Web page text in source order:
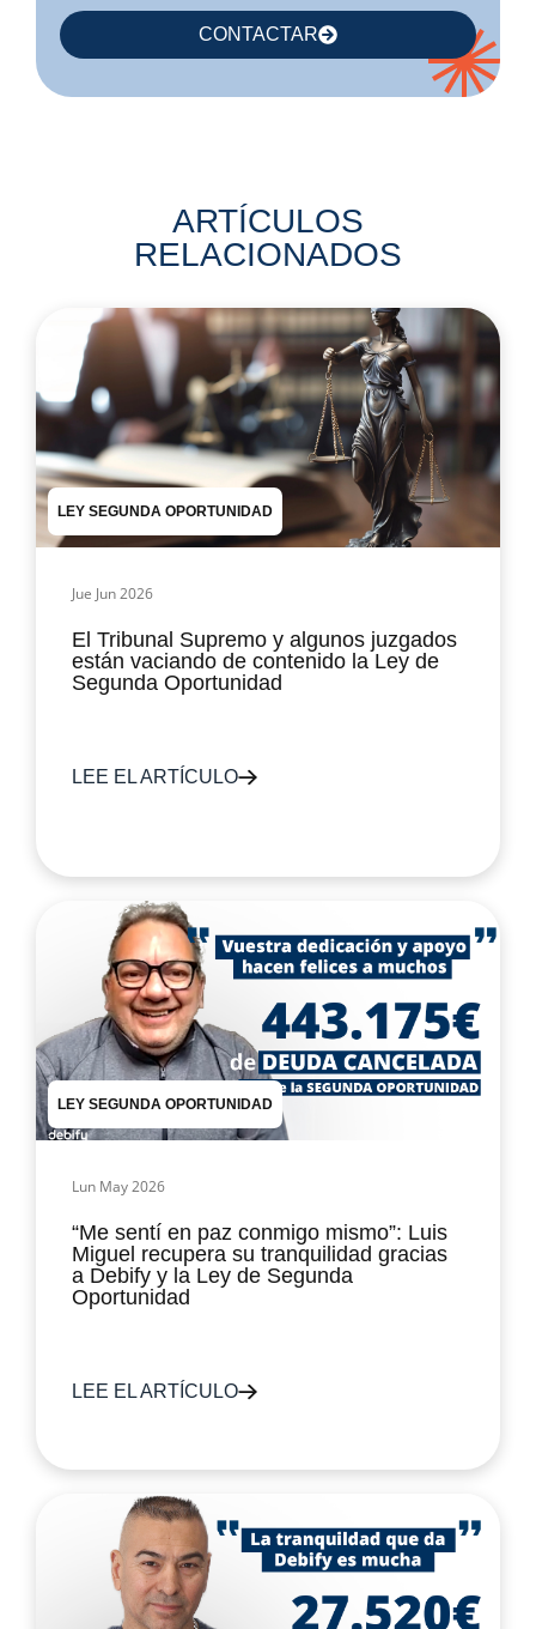
CONTACTAR
ARTÍCULOS
RELACIONADOS
LEY SEGUNDA OPORTUNIDAD
Jue Jun 2026
El Tribunal Supremo y algunos juzgados
están vaciando de contenido la Ley de
Segunda Oportunidad
LEE EL ARTÍCULO
LEY SEGUNDA OPORTUNIDAD
Lun May 2026
“Me sentí en paz conmigo mismo”: Luis
Miguel recupera su tranquilidad gracias
a Debify y la Ley de Segunda
Oportunidad
LEE EL ARTÍCULO